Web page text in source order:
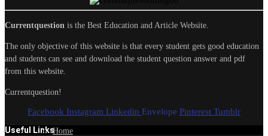
Currentquestion is the Best Education and Article Website.
The only objective of this website is that every student gets good education
and students can see and download the student question answer and pdf
from this website.
Currentquestion!
Facebook Instagram Linkedin Envelope Pinterest Tumblr
Useful LinksHome